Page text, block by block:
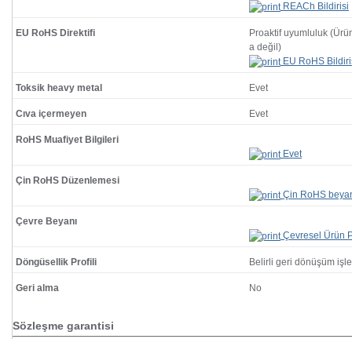
REACh Bildirisi
EU RoHS Direktifi
Proaktif uyumluluk
a değil)
EU RoHS
Toksik heavy metal Evet
Cıva içermeyen Evet
RoHS Muafiyet Bilgileri
Evet
Çin RoHS Düzenlemesi
Çin RoHS
Çevre Beyanı
Çevresel Ürün
Döngüsellik Profili Belirli geri dönüşüm
Geri alma No
Sözleşme garantisi